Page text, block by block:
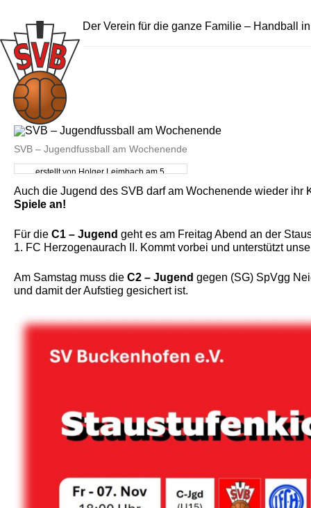
Der Verein für die ganze Familie – Handball
SVB – Jugendfussball am Wochenende
erstellt von Holger Leimbach am 5.
Auch die Jugend des SVB darf am Wochenende wieder ihr
Spiele an!
Für die C1 – Jugend geht es am Freitag Abend an der
1. FC Herzogenaurach II. Kommt vorbei und unterstützt
Am Samstag muss die C2 – Jugend gegen (SG) SpVgg
und damit der Aufstieg gesichert ist.